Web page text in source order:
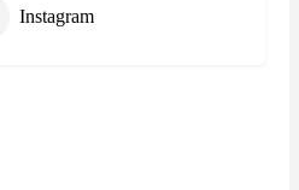
Instagram